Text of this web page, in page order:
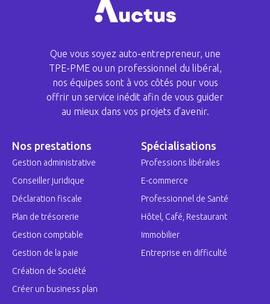
Que vous soyez auto-entrepreneur, une
TPE-PME ou un professionnel du libéral,
nos équipes sont à vos côtés pour vous
offrir un service inédit afin de vous guider
au mieux dans vos projets d’avenir.
Nos prestations
Gestion administrative
Conseiller juridique
Déclaration fiscale
Plan de trésorerie
Gestion comptable
Gestion de la paie
Création de Société
Créer un business plan
Spécialisations
Professions libérales
E-commerce
Professionnel de Santé
Hôtel, Café, Restaurant
Immobilier
Entreprise en difficulté